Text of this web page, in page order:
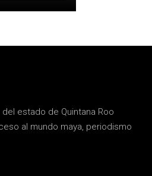
estado de Quintana Roo
al mundo maya, periodismo